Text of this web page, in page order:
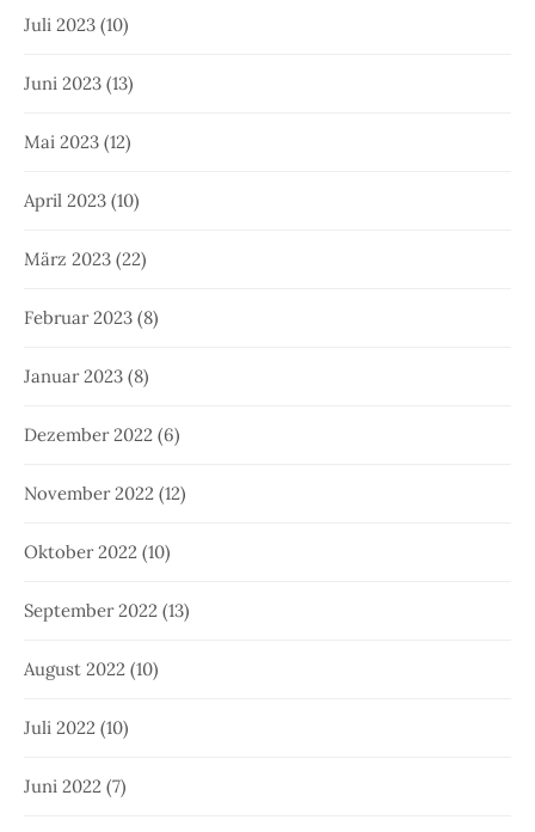
Juli 2023 (10)
Juni 2023 (13)
Mai 2023 (12)
April 2023 (10)
März 2023 (22)
Februar 2023 (8)
Januar 2023 (8)
Dezember 2022 (6)
November 2022 (12)
Oktober 2022 (10)
September 2022 (13)
August 2022 (10)
Juli 2022 (10)
Juni 2022 (7)